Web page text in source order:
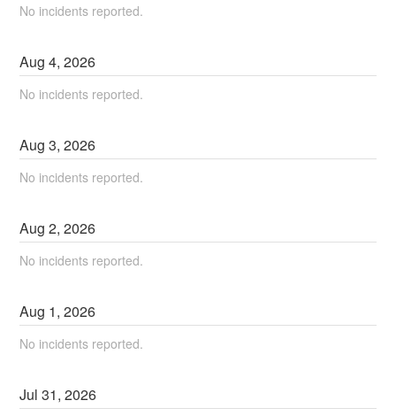
No incidents reported.
Aug4,2026
No incidents reported.
Aug3,2026
No incidents reported.
Aug2,2026
No incidents reported.
Aug 1,2026
No incidents reported.
Jul31,2026